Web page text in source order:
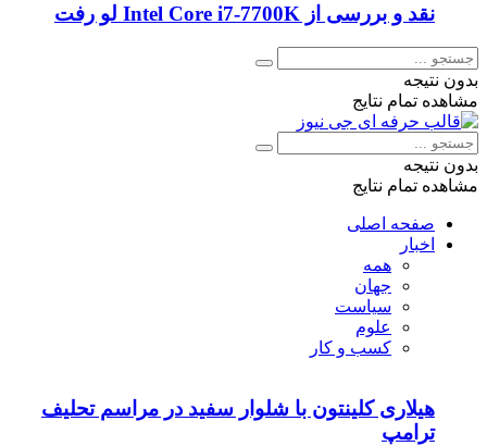
نقد و بررسی از Intel Core i7-7700K لو رفت
بدون نتیجه
مشاهده تمام نتایج
بدون نتیجه
مشاهده تمام نتایج
صفحه اصلی
اخبار
همه
جهان
سیاست
علوم
کسب و کار
هیلاری کلینتون با شلوار سفید در مراسم تحلیف
ترامپ